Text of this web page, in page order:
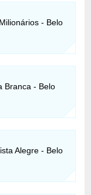
- Belo
Branca - Belo
Alegre - Belo